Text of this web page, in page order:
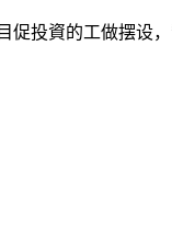
資的工做摆设，